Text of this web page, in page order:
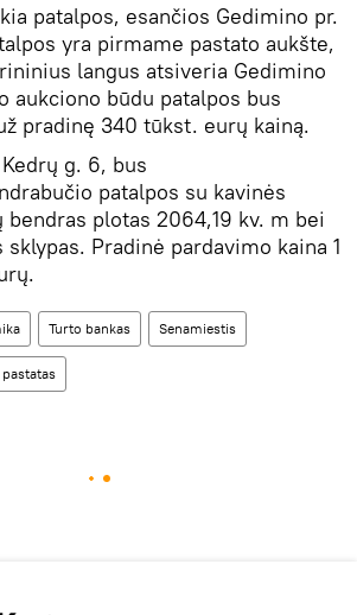
patalpos, esančios Gedimino pr.
yra pirmame pastato aukšte,
langus atsiveria Gedimino
aukciono būdu patalpos bus
pradinę 340 tūkst. eurų kainą.
g. 6, bus
patalpos su kavinės
plotas 2064,19 kv. m bei
Pradinė pardavimo kaina 1
Turto bankas Senamiestis
pastatas